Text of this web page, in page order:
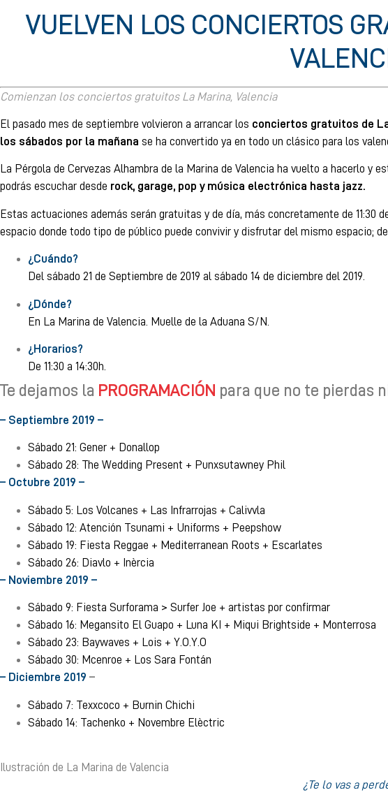
VUELVEN LOS CONCIERTOS
Comienzan los conciertos gratuitos La Marina, Valencia
El pasado mes de septiembre volvieron a arrancar los conciertos gratuitos de
los sábados por la mañana se ha convertido ya en todo un clásico para los
La Pérgola de Cervezas Alhambra de la Marina de Valencia ha vuelto a hacerlo y
podrás escuchar desde rock, garage, pop y música electrónica hasta jazz.
Estas actuaciones además serán gratuitas y de día, más concretamente de 11:30
espacio donde todo tipo de público puede convivir y disfrutar del mismo espacio;
¿Cuándo?
Del sábado 21 de Septiembre de 2019 al sábado 14 de diciembre del 2019.
¿Dónde?
En La Marina de Valencia. Muelle de la Aduana S/N.
¿Horarios?
De 11:30 a 14:30h.
Te dejamos la PROGRAMACIÓN para que no te pierdas
– Septiembre 2019 –
Sábado 21: Gener + Donallop
Sábado 28: The Wedding Present + Punxsutawney Phil
– Octubre 2019 –
Sábado 5: Los Volcanes + Las Infrarrojas + Calivvla
Sábado 12: Atención Tsunami + Uniforms + Peepshow
Sábado 19: Fiesta Reggae + Mediterranean Roots + Escarlates
Sábado 26: Diavlo + Inèrcia
– Noviembre 2019 –
Sábado 9: Fiesta Surforama > Surfer Joe + artistas por confirmar
Sábado 16: Megansito El Guapo + Luna KI + Miqui Brightside + Monterrosa
Sábado 23: Baywaves + Lois + Y.O.Y.O
Sábado 30: Mcenroe + Los Sara Fontán
– Diciembre 2019 –
Sábado 7: Texxcoco + Burnin Chichi
Sábado 14: Tachenko + Novembre Elèctric
Ilustración de La Marina de Valencia
¿Te lo vas a